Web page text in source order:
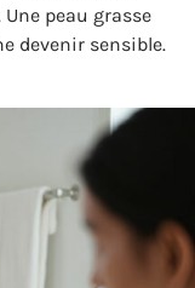
peau grasse
devenir sensible.